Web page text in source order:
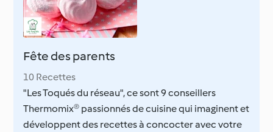
Fête des parents
10 Recettes
"Les Toqués du réseau", ce sont 9 conseillers
Thermomix® passionnés de cuisine qui imaginent et
développent des recettes à concocter avec votre